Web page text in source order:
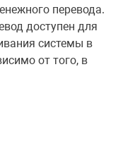
перевода.
доступен для
системы в
от того, в